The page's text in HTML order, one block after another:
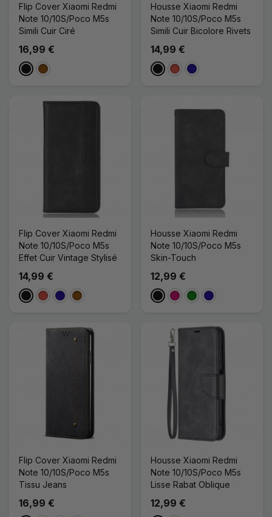
Flip Cover Xiaomi Redmi
Note 10/10S/Poco M5s
Simili Cuir Ciré
16,99 €
NoirMarron
Housse Xiaomi Redmi
Note 10/10S/Poco M5s
Simili Cuir Bicolore Rivets
14,99 €
NoirRougeBleu Foncé
Flip Cover Xiaomi Redmi
Note 10/10S/Poco M5s
Effet Cuir Vintage Stylisé
14,99 €
NoirRougeBleu Foncé
Marron
Housse Xiaomi Redmi
Note 10/10S/Poco M5s
Skin-Touch
12,99 €
NoirMagenta
VertBleu Foncé
Flip Cover Xiaomi Redmi
Note 10/10S/Poco M5s
Tissu Jeans
16,99 €
Housse Xiaomi Redmi
Note 10/10S/Poco M5s
Lisse Rabat Oblique
12,99 €